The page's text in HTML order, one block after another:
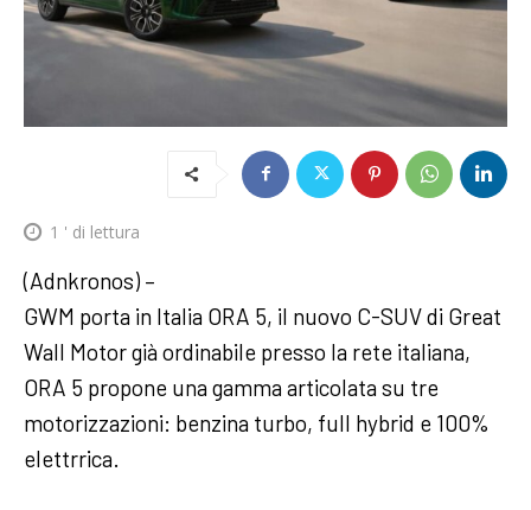
1 ' di lettura
(Adnkronos) –
GWM porta in Italia ORA 5, il nuovo C-SUV di Great
Wall Motor già ordinabile presso la rete italiana,
ORA 5 propone una gamma articolata su tre
motorizzazioni: benzina turbo, full hybrid e 100%
elettrrica.